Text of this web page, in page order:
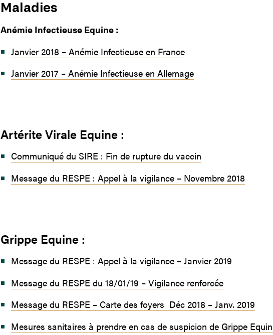
Maladies
Anémie Infectieuse Equine :
Janvier 2018 – Anémie Infectieuse en France
Janvier 2017 – Anémie Infectieuse en Allemage
Artérite Virale Equine :
Communiqué du SIRE : Fin de rupture du vaccin
Message du RESPE : Appel à la vigilance – Novembre 2018
Grippe Equine :
Message du RESPE : Appel à la vigilance – Janvier 2019
Message du RESPE du 18/01/19 – Vigilance renforcée
Message du RESPE – Carte des foyers Déc 2018 – Janv. 2019
Mesures sanitaires à prendre en cas de suspicion de Grippe